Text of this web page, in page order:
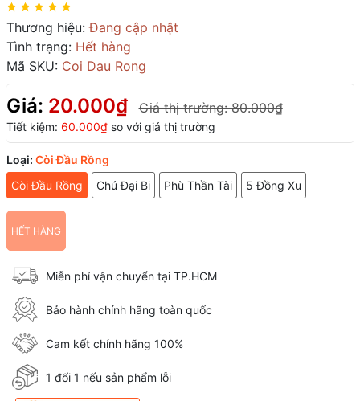
Thương hiệu: Đang cập nhật
Tình trạng: Hết hàng
Mã SKU: Coi Dau Rong
Giá: 20.000₫ Giá thị trường:80.000₫
Tiết kiệm: 60.000₫so với giá thị trường
Loại: Còi Đầu Rồng
Còi Đầu Rồng
Chú Đại Bi Phù Thần Tài 5 Đồng Xu
HẾT HÀNG
Miễn phí vận chuyển tại TP.HCM
Bảo hành chính hãng toàn quốc
Cam kết chính hãng 100%
1 đổi 1 nếu sản phẩm lỗi